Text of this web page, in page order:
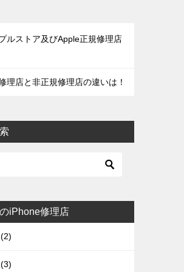
ルストア及びApple正規修理店
理店と非正規修理店の違いは！
iPhone修理店